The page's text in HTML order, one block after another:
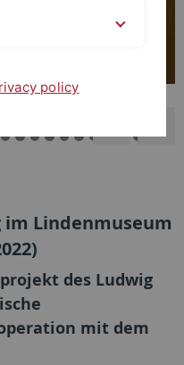
im Lindenmuseum
des Ludwig
mit dem
policy